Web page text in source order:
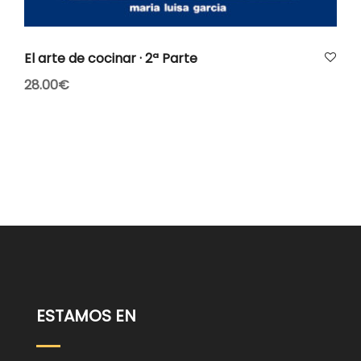
El arte de cocinar · 2ª Parte
28.00€
ESTAMOS EN